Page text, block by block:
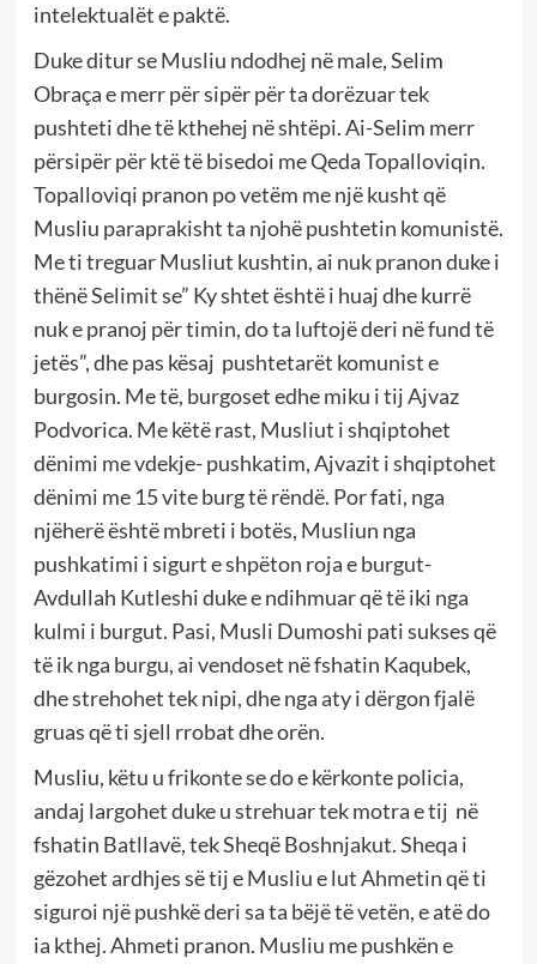
intelektualët e paktë.
Duke ditur se Musliu ndodhej në male, Selim
Obraça e merr për sipër për ta dorëzuar tek
pushteti dhe të kthehej në shtëpi. Ai-Selim merr
përsipër për ktë të bisedoi me Qeda Topalloviqin.
Topalloviqi pranon po vetëm me një kusht që
Musliu paraprakisht ta njohë pushtetin komunistë.
Me ti treguar Musliut kushtin, ai nuk pranon duke i
thënë Selimit se” Ky shtet është i huaj dhe kurrë
nuk e pranoj për timin, do ta luftojë deri në fund të
jetës”, dhe pas kësaj pushtetarët komunist e
burgosin. Me të, burgoset edhe miku i tij Ajvaz
Podvorica. Me këtë rast, Musliut i shqiptohet
dënimi me vdekje- pushkatim, Ajvazit i shqiptohet
dënimi me 15 vite burg të rëndë. Por fati, nga
njëherë është mbreti i botës, Musliun nga
pushkatimi i sigurt e shpëton roja e burgut-
Avdullah Kutleshi duke e ndihmuar që të iki nga
kulmi i burgut. Pasi, Musli Dumoshi pati sukses që
të ik nga burgu, ai vendoset në fshatin Kaqubek,
dhe strehohet tek nipi, dhe nga aty i dërgon fjalë
gruas që ti sjell rrobat dhe orën.
Musliu, këtu u frikonte se do e kërkonte policia,
andaj largohet duke u strehuar tek motra e tij në
fshatin Batllavë, tek Sheqë Boshnjakut. Sheqa i
gëzohet ardhjes së tij e Musliu e lut Ahmetin që ti
siguroi një pushkë deri sa ta bëjë të vetën, e atë do
ia kthej. Ahmeti pranon. Musliu me pushkën e